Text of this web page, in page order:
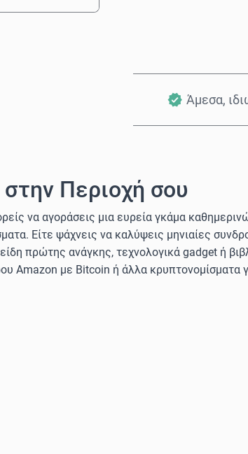
Άμεσα,
Περιοχή σου
να αγοράσεις μια ευρεία γκάμα
Είτε ψάχνεις να καλύψεις μηνιαίες
πρώτης ανάγκης, τεχνολογικά gadget ή
Amazon με Bitcoin ή άλλα κρυπτονομίσματα